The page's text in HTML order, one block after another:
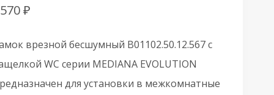
₽
врезной бесшумный B01102.50.12.567 с
WC серии MEDIANA EVOLUTION
для установки в межкомнатные